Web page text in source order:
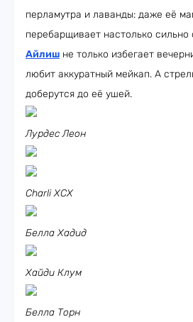
перламутра и лаванды: даже её
перебарщивает настолько
Айлиш не только избегает
любит аккуратный мейкап. А
доберутся до её ушей.
Лурдес Леон
Charli XCX
Белла Хадид
Хайди Клум
Белла Торн